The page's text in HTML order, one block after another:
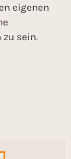
eigenen
sein.